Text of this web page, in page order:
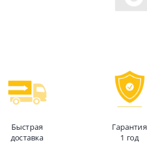
Быстрая
доставка
Гарантия
1 год